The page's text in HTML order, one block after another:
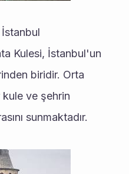
İstanbul
Kulesi, İstanbul'un
biridir. Orta
ve şehrin
sunmaktadır.